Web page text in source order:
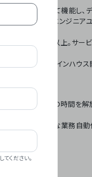
タベースとして機能し、
務を自動化。非エンジニ
成長率300%以上。サー
ォームで完結。インハウ
ロジーで人々の時間を解
」 – 世界的な業務自動
ください。